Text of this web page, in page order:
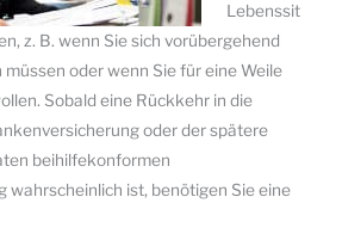
Lebenssit
z. B. wenn Sie sich vorübergehend
oder wenn Sie für eine Weile
Sobald eine Rückkehr in die
oder der spätere
beihilfekonformen
wahrscheinlich ist, benötigen Sie eine